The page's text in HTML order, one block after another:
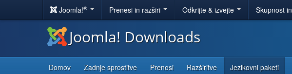
Joomla!® Prenesi in razširi Odkrijte & izvejte Skupnost
Joomla! Downloads
Domov Zadnje sprostitve Prenosi Razširitve Jezikovni paketi